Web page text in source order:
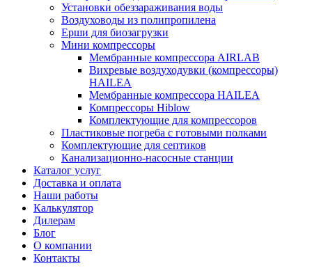
Установки обеззараживания воды
Воздуховоды из полипропилена
Ерши для биозагрузки
Мини компрессоры
Мембранные компрессора AIRLAB
Вихревые воздуходувки (компрессоры)
HAILEA
Мембранные компрессора HAILEA
Компрессоры Hiblow
Комплектующие для компрессоров
Пластиковые погреба с готовыми полками
Комплектующие для септиков
Канализационно-насосные станции
Каталог услуг
Доставка и оплата
Наши работы
Калькулятор
Дилерам
Блог
О компании
Контакты